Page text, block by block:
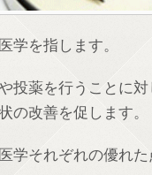
学を指します。
投薬を行うことに
の改善を促します。
学それぞれの優れ